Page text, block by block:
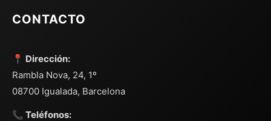
CONTACTO
📍 Dirección:
Rambla Nova, 24, 1º
08700 Igualada, Barcelona
📞 Teléfonos: